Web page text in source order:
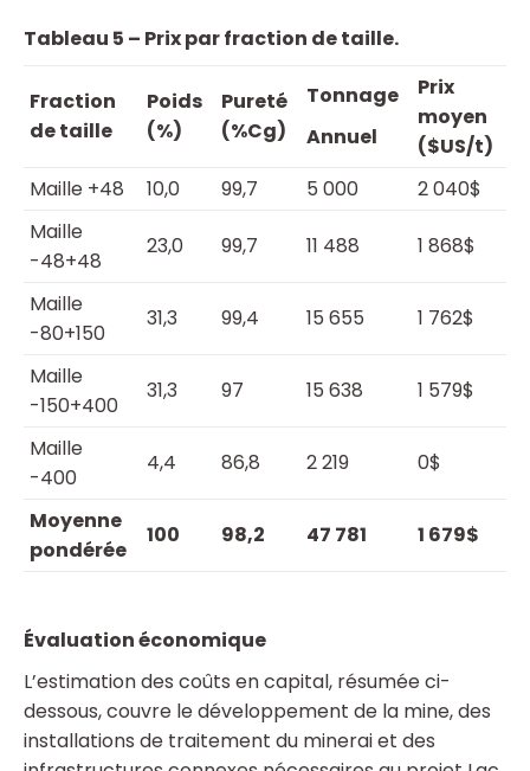
Tableau 5 – Prix par fraction de taille.
Fraction
de taille
Poids
(%)
Pureté
(%Cg)
Tonnage
Annuel
Prix
moyen
($US/t)
Maille +48
10,0 99,7 5 000
2 040$
Maille
-48+48
23,0 99,7 11 488 1 868$
Maille
-80+150
31,3 99,4 15 655 1 762$
Maille
-150+400
31,3 97 15 638 1 579$
Maille
-400
4,4 86,8 2 219 0$
Moyenne
pondérée
100 98,2 47 781 1 679$
Évaluation économique
L’estimation des coûts en capital, résumée ci-
dessous, couvre le développement de la mine, des
installations de traitement du minerai et des